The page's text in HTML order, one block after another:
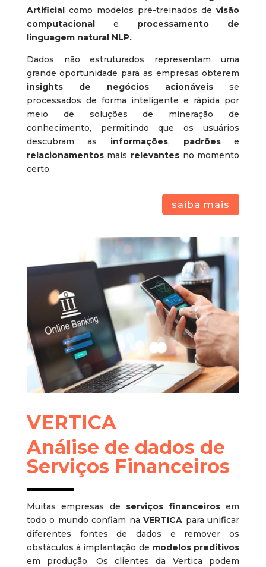
Artificialcomo modelos pré-treinados devisão
computacionale processamento de
linguagem natural NLP.
Dados não estruturados representam uma
grande oportunidade para as empresas obterem
insights de negócios acionáveis se
processados de forma inteligente e rápida por
meio de soluções de mineração de
conhecimento, permitindo que os usuários
descubram as informações, padrõese
relacionamentosmais relevantes no momento
certo.
saiba mais
VERTICA
Análise de dados de
Serviços Financeiros
Muitas empresas de serviços financeirosem
todo o mundo confiam naVERTICA para unificar
diferentes fontes de dados e remover os
obstáculos à implantação de modelos preditivos
em produção. Os clientes da Vertica podem